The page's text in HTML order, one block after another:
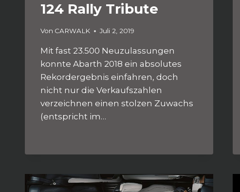
124 Rally Tribute
Von CARWALK Juli 2, 2019
Mit fast 23.500 Neuzulassungen
konnte Abarth 2018 ein absolutes
Rekordergebnis einfahren, doch
nicht nur die Verkaufszahlen
verzeichnen einen stolzen Zuwachs
(entspricht im…